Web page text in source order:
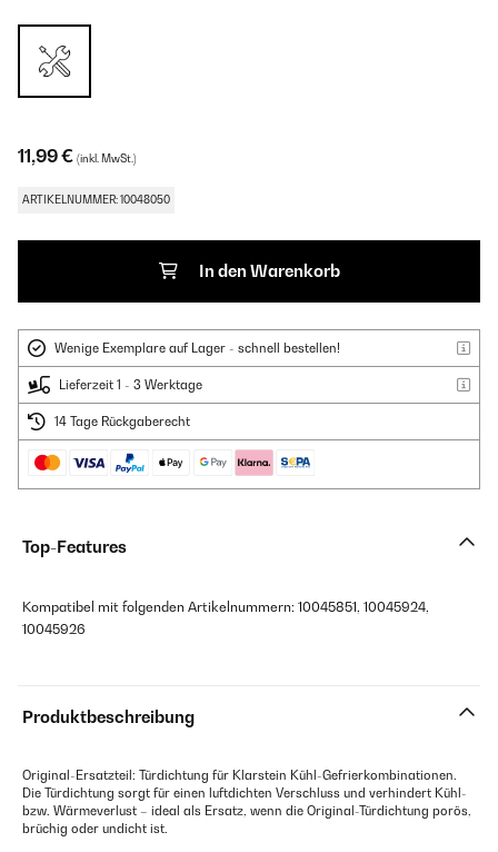
11,99 € (inkl. MwSt.)
ARTIKELNUMMER: 10048050
In den Warenkorb
Wenige Exemplare auf Lager - schnell bestellen!
Lieferzeit 1 - 3 Werktage
14 Tage Rückgaberecht
Top-Features
Kompatibel mit folgenden Artikelnummern: 10045851, 10045924,
10045926
Produktbeschreibung
Original-Ersatzteil: Türdichtung für Klarstein Kühl-Gefrierkombinationen.
Die Türdichtung sorgt für einen luftdichten Verschluss und verhindert Kühl-
bzw. Wärmeverlust – ideal als Ersatz, wenn die Original-Türdichtung porös,
brüchig oder undicht ist.